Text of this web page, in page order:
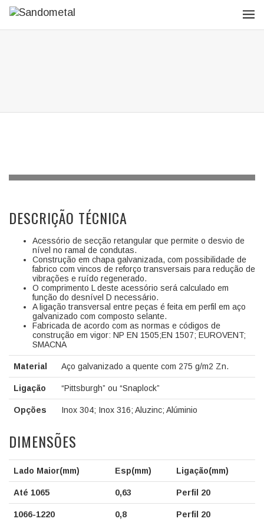
DESCRIÇÃO TÉCNICA
Acessório de secção retangular que permite o desvio de
nível no ramal de condutas.
Construção em chapa galvanizada, com possibilidade de
fabrico com vincos de reforço transversais para redução de
vibrações e ruído regenerado.
O comprimento L deste acessório será calculado em
função do desnível D necessário.
A ligação transversal entre peças é feita em perfil em aço
galvanizado com composto selante.
Fabricada de acordo com as normas e códigos de
construção em vigor: NP EN 1505;EN 1507; EUROVENT;
SMACNA
Material Aço galvanizado a quente com 275 g/m2 Zn.
Ligação “Pittsburgh” ou “Snaplock”
Opções Inox 304; Inox 316; Aluzinc; Alúminio
DIMENSÕES
Lado Maior(mm) Esp(mm) Ligação(mm)
Até 1065 0,63 Perfil 20
1066-1220 0,8 Perfil 20